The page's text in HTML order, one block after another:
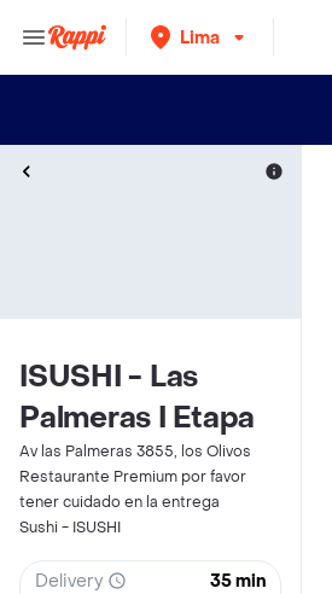
Lima
ISUSHI - Las
Palmeras I Etapa
Av las Palmeras 3855, los Olivos
Restaurante Premium por favor
tener cuidado en la entrega
Sushi - ISUSHI
Delivery 35 min